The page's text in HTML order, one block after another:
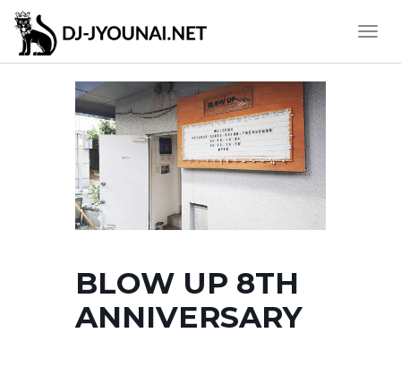
Toggle
BLOW UP 8TH
ANNIVERSARY